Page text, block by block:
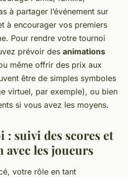
à partager l’événement sur
à encourager vos premiers
Pour rendre votre tournoi
prévoir des animations
même offrir des prix aux
être de simples symboles
virtuel, par exemple), ou bien
si vous avez les moyens.
: suivi des scores et
les joueurs
votre rôle en tant